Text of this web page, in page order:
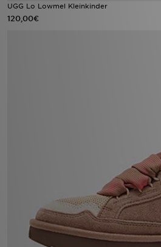
UGG Lo Lowmel Kleinkinder
120,00€